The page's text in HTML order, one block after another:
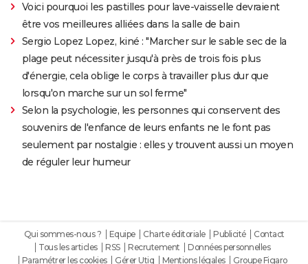
Voici pourquoi les pastilles pour lave-vaisselle devraient
être vos meilleures alliées dans la salle de bain
Sergio Lopez Lopez, kiné : "Marcher sur le sable sec de la
plage peut nécessiter jusqu'à près de trois fois plus
d'énergie, cela oblige le corps à travailler plus dur que
lorsqu'on marche sur un sol ferme"
Selon la psychologie, les personnes qui conservent des
souvenirs de l'enfance de leurs enfants ne le font pas
seulement par nostalgie : elles y trouvent aussi un moyen
de réguler leur humeur
Qui sommes-nous ? Equipe Charte éditoriale Publicité
Contact
Tous les articles
RSS Recrutement
Données personnelles
Paramétrer les cookies
Gérer Utiq Mentions légales Groupe Figaro